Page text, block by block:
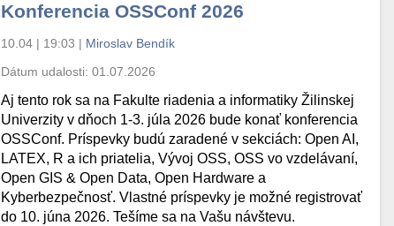
Konferencia OSSConf 2026
10.04 | 19:03 | Miroslav Bendík
Dátum udalosti:01.07.2026
Aj tento rok sa na Fakulte riadenia a informatiky Žilinskej
Univerzity v dňoch 1-3. júla 2026 bude konať konferencia
OSSConf. Príspevky budú zaradené v sekciách: Open AI,
LATEX, R a ich priatelia, Vývoj OSS, OSS vo vzdelávaní,
Open GIS & Open Data, Open Hardware a
Kyberbezpečnosť. Vlastné príspevky je možné registrovať
do 10. júna 2026. Tešíme sa na Vašu návštevu.